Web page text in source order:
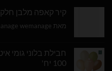
קיר קאפה מלבן חלק 1.80X90 מטר
מאת wemanage wemanage
100 יח'